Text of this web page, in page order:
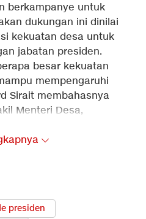
berkampanye untuk
dukungan ini dinilai
kekuatan desa untuk
jabatan presiden.
besar kekuatan
mempengaruhi
Sirait membahasnya
Menteri Desa,
Setiadi, Wasekjen DPP
presiden